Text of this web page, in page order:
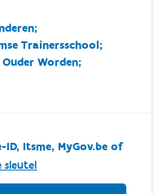
Trainersschool;
Worden;
ID, Itsme, MyGov.be of
sleutel